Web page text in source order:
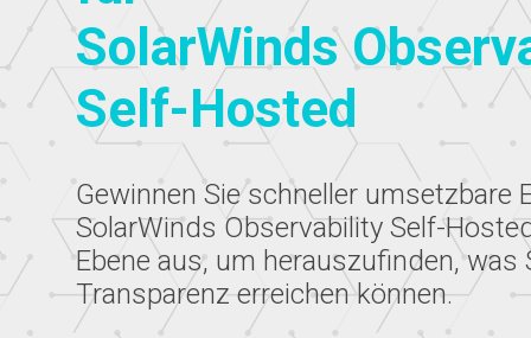
SolarWinds
Self-Hosted
Gewinnen Sie schneller umsetzbare
SolarWinds Observability Self-
Ebene aus, um herauszufinden, was
Transparenz erreichen können.